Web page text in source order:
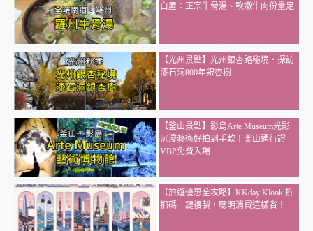
白屋：正宗牛骨湯、軟嫩牛肉份量足
【光州景點】光州銀杏路秘境・探訪
漆石洞800年銀杏樹
【釜山景點】影島Arte Museum光影
沉浸藝術好拍到手軟！釜山通行證
VBP免費入場
【旅遊優惠全攻略】KKday Klook 折
扣碼一鍵複製，聰明消費這樣省！